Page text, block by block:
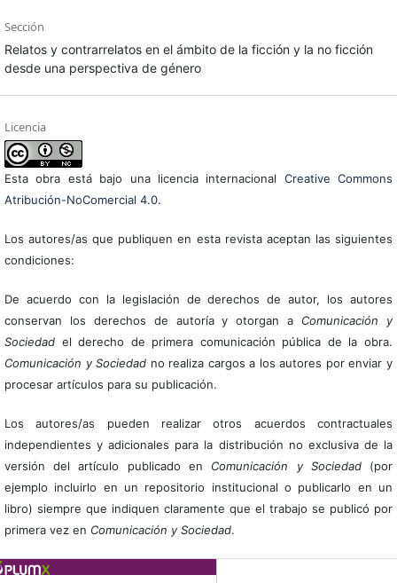
Sección
Relatos y contrarrelatos en el ámbito de la ficción y la no ficción
desde una perspectiva de género
Licencia
Esta obra está bajo una licencia internacional Creative Commons
Atribución-NoComercial 4.0.
Los autores/as que publiquen en esta revista aceptan las siguientes
condiciones:
De acuerdo con la legislación de derechos de autor, los autores
conservan los derechos de autoría y otorgan a Comunicación y
Sociedadel derecho de primera comunicación pública de la obra.
Comunicación y Sociedad no realiza cargos a los autores por enviar y
procesar artículos para su publicación.
Los autores/as pueden realizar otros acuerdos contractuales
independientes y adicionales para la distribución no exclusiva de la
versión del artículo publicado en Comunicación y Sociedad(por
ejemplo incluirlo en un repositorio institucional o publicarlo en un
libro) siempre que indiquen claramente que el trabajo se publicó por
primera vez en Comunicación y Sociedad.